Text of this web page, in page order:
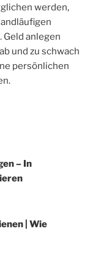
werden,
Geld anlegen
und zu schwach
persönlichen
– In
| Wie